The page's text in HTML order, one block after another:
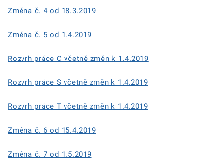
Změna č. 4 od 18.3.2019
Změna č. 5 od 1.4.2019
Rozvrh práce C včetně změn k 1.4.2019
Rozvrh práce S včetně změn k 1.4.2019
Rozvrh práce T včetně změn k 1.4.2019
Změna č. 6 od 15.4.2019
Změna č. 7 od 1.5.2019